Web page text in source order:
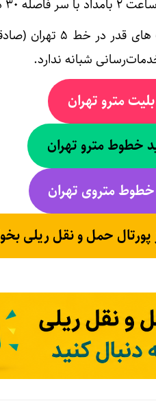
محمدنژاد خاطرنشان کرد:
شبانه ندارد.
مترو تهران
خطوط مترو تهران
خطوط متروی تهران
پورتال حمل و نقل ریلی